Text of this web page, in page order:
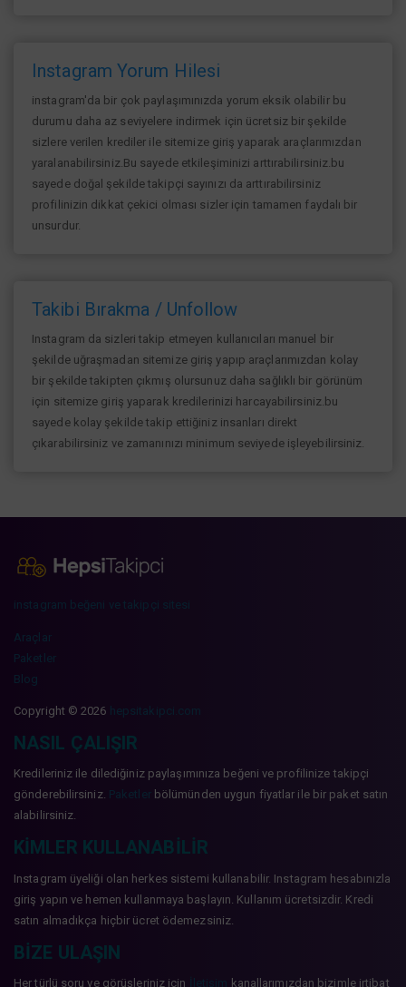
Instagram Yorum Hilesi
instagram'da bir çok paylaşımınızda yorum eksik olabilir bu
durumu daha az seviyelere indirmek için ücretsiz bir şekilde
sizlere verilen krediler ile sitemize giriş yaparak araçlarımızdan
yaralanabilirsiniz.Bu sayede etkileşiminizi arttırabilirsiniz.bu
sayede doğal şekilde takipçi sayınızı da arttırabilirsiniz
profilinizin dikkat çekici olması sizler için tamamen faydalı bir
unsurdur.
Takibi Bırakma / Unfollow
Instagram da sizleri takip etmeyen kullanıcıları manuel bir
şekilde uğraşmadan sitemize giriş yapıp araçlarımızdan kolay
bir şekilde takipten çıkmış olursunuz daha sağlıklı bir görünüm
için sitemize giriş yaparak kredilerinizi harcayabilirsiniz.bu
sayede kolay şekilde takip ettiğiniz insanları direkt
çıkarabilirsiniz ve zamanınızı minimum seviyede işleyebilirsiniz.
instagram beğeni ve takipçi sitesi
Araçlar
Paketler
Blog
Copyright © 2026 hepsitakipci.com
NASIL ÇALIŞIR
Kredileriniz ile dilediğiniz paylaşımınıza beğeni ve profilinize takipçi
gönderebilirsiniz. Paketler bölümünden uygun fiyatlar ile bir paket satın
alabilirsiniz.
KIMLER KULLANABILIR
Instagram üyeliği olan herkes sistemi kullanabilir. Instagram hesabınızla
giriş yapın ve hemen kullanmaya başlayın. Kullanım ücretsizdir. Kredi
satın almadıkça hiçbir ücret ödemezsiniz.
BIZE ULAŞIN
Her türlü soru ve görüşleriniz için kanallarımızdan bizimle irtibat